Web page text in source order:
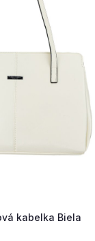
kabelka Biela